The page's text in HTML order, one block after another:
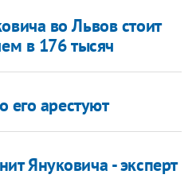
во Львов стоит
в 176 тысяч
его арестуют
Януковича - эксперт